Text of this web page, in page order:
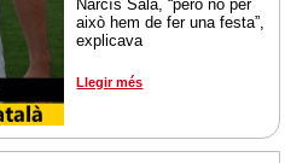
Narcís Sala, “però no per
això hem de fer una festa”,
explicava
Llegir més